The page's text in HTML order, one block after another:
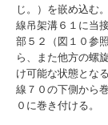
じ。）を嵌め込む
線吊架溝６１に当
部５２（図１０参
ら、また他方の螺
け可能な状態とな
線７０の下側から
０に巻き付ける。